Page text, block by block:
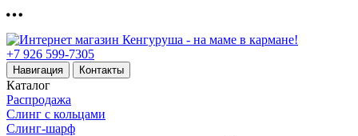
+7 926 599-7305
Навигация Контакты
Каталог
Распродажа
Слинг с кольцами
Слинг-шарф